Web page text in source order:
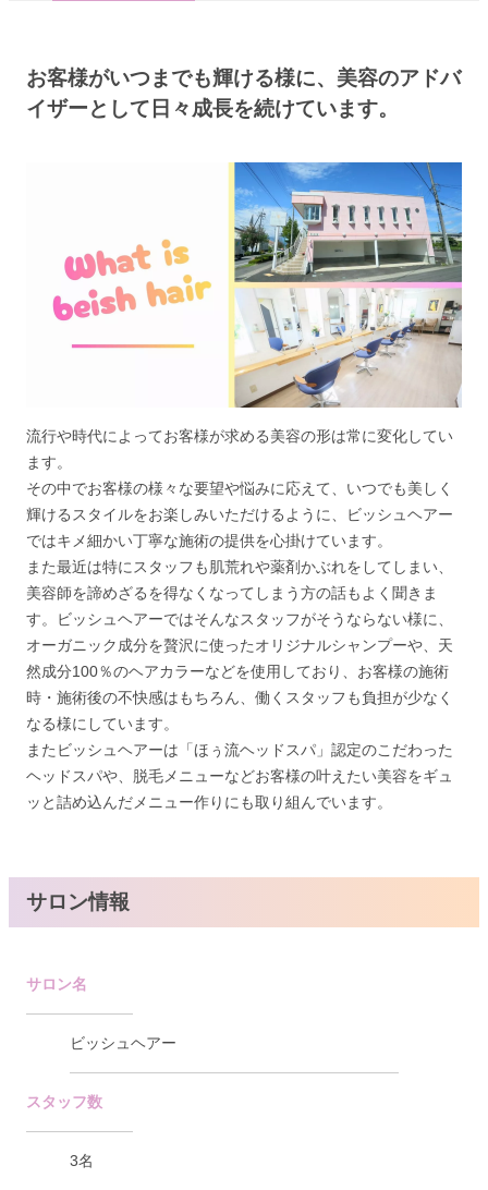
お客様がいつまでも輝ける様に、美容のアドバ
イザーとして日々成長を続けています。
流行や時代によってお客様が求める美容の形は常に変化してい
ます。
その中でお客様の様々な要望や悩みに応えて、いつでも美しく
輝けるスタイルをお楽しみいただけるように、ビッシュヘアー
ではキメ細かい丁寧な施術の提供を心掛けています。
また最近は特にスタッフも肌荒れや薬剤かぶれをしてしまい、
美容師を諦めざるを得なくなってしまう方の話もよく聞きま
す。ビッシュヘアーではそんなスタッフがそうならない様に、
オーガニック成分を贅沢に使ったオリジナルシャンプーや、天
然成分100％のヘアカラーなどを使用しており、お客様の施術
時・施術後の不快感はもちろん、働くスタッフも負担が少なく
なる様にしています。
またビッシュヘアーは「ほぅ流ヘッドスパ」認定のこだわった
ヘッドスパや、脱毛メニューなどお客様の叶えたい美容をギュ
ッと詰め込んだメニュー作りにも取り組んでいます。
サロン情報
サロン名
ビッシュヘアー
スタッフ数
3名